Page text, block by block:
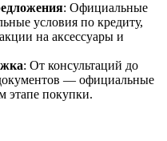
: Официальные
условия по кредиту,
на аксессуары и
: От консультаций до
— официальные
этапе покупки.